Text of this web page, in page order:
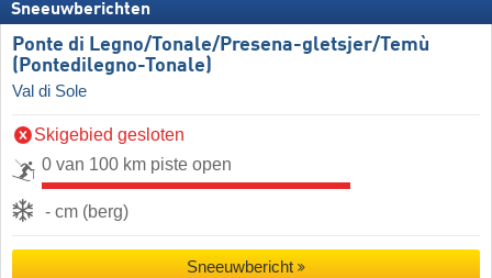
Sneeuwberichten
Ponte di Legno/​​Tonale/​​Presena-gletsjer/​​Temù
(Pontedilegno-Tonale)
Val di Sole
Skigebied gesloten
0 van 100 km piste open
- cm (berg)
Sneeuwbericht